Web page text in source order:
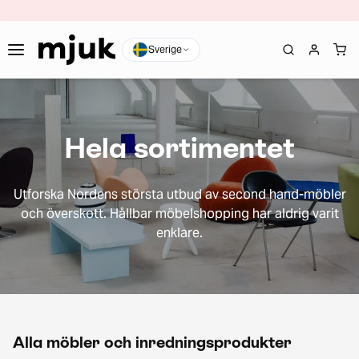
Sverige
Hela sortimentet
Utforska Nordens största utbud av second hand-möbler
och överskott. Hållbar möbelshopping har aldrig varit
enklare.
Alla möbler och inredningsprodukter